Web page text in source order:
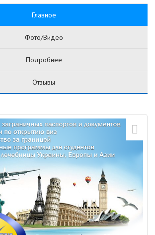
Главное
Фото/Видео
Подробнее
Отзывы